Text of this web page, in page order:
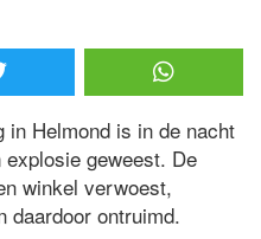
in Helmond is in de nacht
geweest. De
winkel verwoest,
daardoor ontruimd.